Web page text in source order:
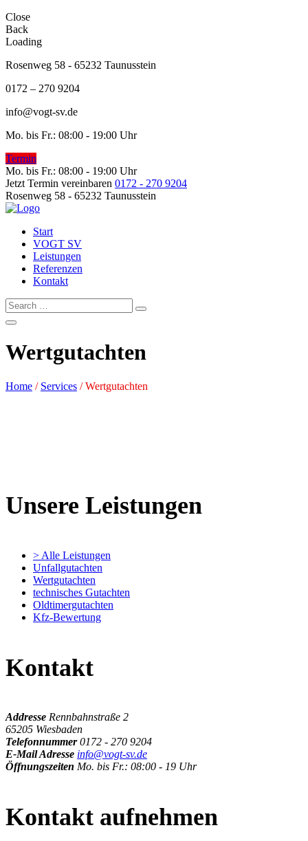
Close
Back
Loading
Rosenweg 58 - 65232 Taunusstein
0172 – 270 9204
info@vogt-sv.de
Mo. bis Fr.: 08:00 - 19:00 Uhr
Termin
Mo. bis Fr.: 08:00 - 19:00 Uhr
Jetzt Termin vereinbaren 0172 - 270 9204
Rosenweg 58 - 65232 Taunusstein
Start
VOGT SV
Leistungen
Referenzen
Kontakt
Wertgutachten
Home / Services /Wertgutachten
Unsere Leistungen
> Alle Leistungen
Unfallgutachten
Wertgutachten
technisches Gutachten
Oldtimergutachten
Kfz-Bewertung
Kontakt
Addresse Rennbahnstraße 2
65205 Wiesbaden
Telefonnummer0172 - 270 9204
E-Mail Adresse info@vogt-sv.de
Öffnungszeiten Mo. bis Fr.: 08:00 - 19 Uhr
Kontakt aufnehmen